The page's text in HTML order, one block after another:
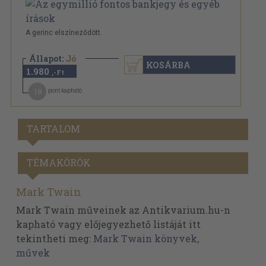
A gerinc elszíneződött.
Állapot: Jó
1.980 ,-Ft
pont kapható
KOSÁRBA
TARTALOM
TÉMAKÖRÖK
Mark Twain
Mark Twain műveinek az Antikvarium.hu-n
kapható vagy előjegyezhető listáját itt
tekintheti meg: Mark Twain könyvek,
művek